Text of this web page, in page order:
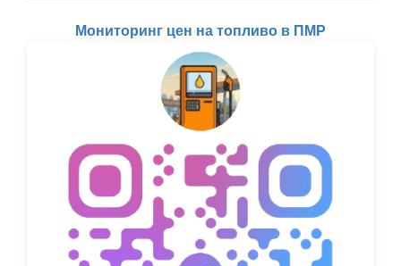
Мониторинг цен на топливо в ПМР